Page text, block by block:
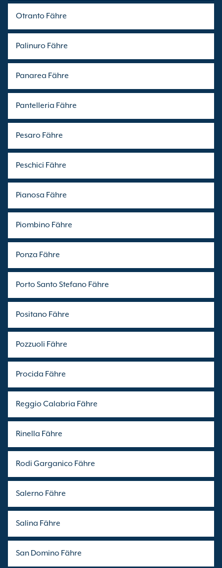
Otranto Fähre
Palinuro Fähre
Panarea Fähre
Pantelleria Fähre
Pesaro Fähre
Peschici Fähre
Pianosa Fähre
Piombino Fähre
Ponza Fähre
Porto Santo Stefano Fähre
Positano Fähre
Pozzuoli Fähre
Procida Fähre
Reggio Calabria Fähre
Rinella Fähre
Rodi Garganico Fähre
Salerno Fähre
Salina Fähre
San Domino Fähre